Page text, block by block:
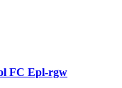
FC Epl-rgw